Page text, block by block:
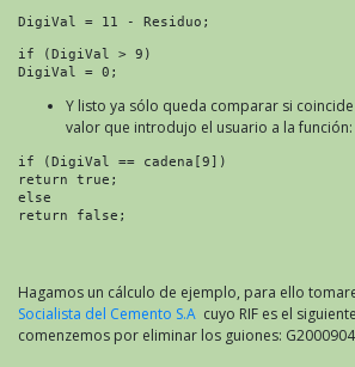
DigiVal = 11 - Residuo;
if (DigiVal > 9)
Y listo ya sólo queda comparar si
valor que introdujo el usuario a la función:
if (DigiVal == cadena[9])
return true;
else
return false;
Hagamos un cálculo de ejemplo, para ello
Socialista del Cemento S.A cuyo RIF es el
comenzemos por eliminar los guiones: